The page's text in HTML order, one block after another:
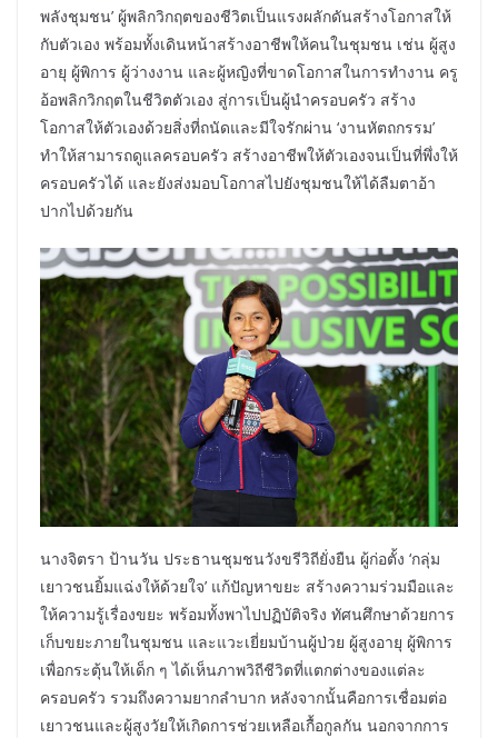
พลังชุมชน’ ผู้พลิกวิกฤตของชีวิตเป็นแรงผลักดันสร้างโอกาสให้
กับตัวเอง พร้อมทั้งเดินหน้าสร้างอาชีพให้คนในชุมชน เช่น ผู้สูง
อายุ ผู้พิการ ผู้ว่างงาน และผู้หญิงที่ขาดโอกาสในการทำงาน ครู
อ้อพลิกวิกฤตในชีวิตตัวเอง สู่การเป็นผู้นำครอบครัว สร้าง
โอกาสให้ตัวเองด้วยสิ่งที่ถนัดและมีใจรักผ่าน ‘งานหัตถกรรม’
ทำให้สามารถดูแลครอบครัว สร้างอาชีพให้ตัวเองจนเป็นที่พึ่งให้
ครอบครัวได้ และยังส่งมอบโอกาสไปยังชุมชนให้ได้ลืมตาอ้า
ปากไปด้วยกัน
นางจิตรา ป้านวัน ประธานชุมชนวังขรีวิถียั่งยืน ผู้ก่อตั้ง ‘กลุ่ม
เยาวชนยิ้มแฉ่งให้ด้วยใจ’ แก้ปัญหาขยะ สร้างความร่วมมือและ
ให้ความรู้เรื่องขยะ พร้อมทั้งพาไปปฏิบัติจริง ทัศนศึกษาด้วยการ
เก็บขยะภายในชุมชน และแวะเยี่ยมบ้านผู้ป่วย ผู้สูงอายุ ผู้พิการ
เพื่อกระตุ้นให้เด็ก ๆ ได้เห็นภาพวิถีชีวิตที่แตกต่างของแต่ละ
ครอบครัว รวมถึงความยากลำบาก หลังจากนั้นคือการเชื่อมต่อ
เยาวชนและผู้สูงวัยให้เกิดการช่วยเหลือเกื้อกูลกัน นอกจากการ